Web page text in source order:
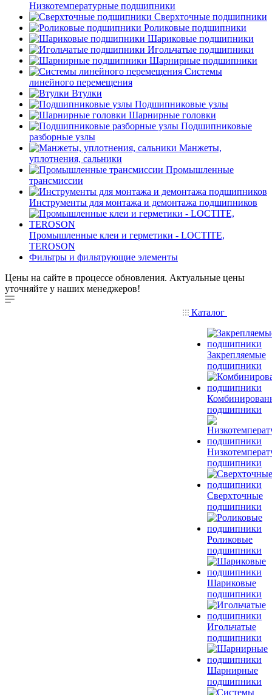
Низкотемпературные подшипники
Сверхточные подшипники
Роликовые подшипники
Шариковые подшипники
Игольчатые подшипники
Шарнирные подшипники
Системы
линейного перемещения
Втулки
Подшипниковые узлы
Шарнирные головки
Подшипниковые
разборные узлы
Манжеты,
уплотнения, сальники
Промышленные
трансмиссии
Инструменты для монтажа и демонтажа подшипников
Промышленные клеи и герметики - LOCTITE,
TEROSON
Фильтры и фильтрующие элементы
Цены на сайте в процессе обновления. Актуальные цены
уточняйте у наших менеджеров!
Каталог
Закрепляемые
подшипники
подшипники
подшипники
Сверхточные
подшипники
Роликовые
подшипники
Шариковые
подшипники
Игольчатые
подшипники
Шарнирные
подшипники